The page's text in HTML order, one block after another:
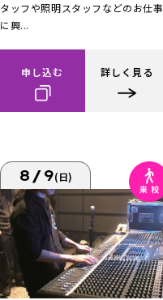
タッフや照明スタッフなどのお仕事
に興...
申し込む 詳しく見る
8/9(日)